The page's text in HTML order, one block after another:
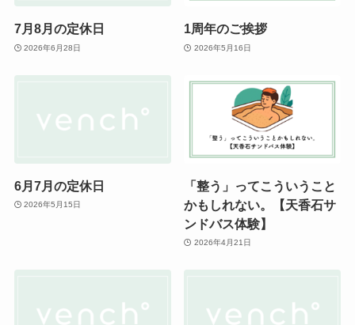
7月8月の定休日
2026年6月28日
1周年のご挨拶
2026年5月16日
6月7月の定休日
2026年5月15日
「整う」ってこういうこと
かもしれない。【天香石サ
ンドバス体験】
2026年4月21日